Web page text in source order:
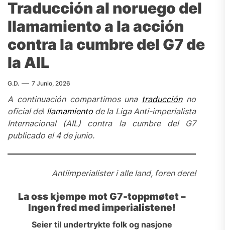
Traducción al noruego del
llamamiento a la acción
contra la cumbre del G7 de
la AIL
G.D. 7 Junio, 2026
A continuación compartimos una traducciónno
oficial del llamamientode la Liga Anti-imperialista
Internacional (AIL) contra la cumbre del G7
publicado el 4 de junio.
Antiimperialister i alle land, foren dere!
La oss kjempe mot G7-toppmøtet –
Ingen fred med imperialistene!
Seier til undertrykte folk og nasjone